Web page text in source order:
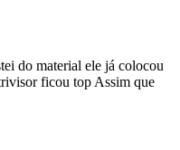
do material ele já colocou
ficou top Assim que